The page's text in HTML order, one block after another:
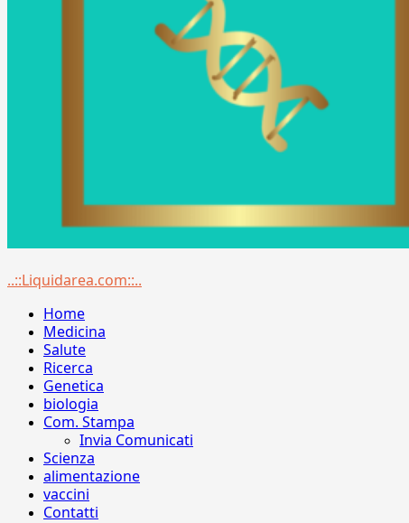
Menu
..::Liquidarea.com::..
Home
Medicina
Salute
Ricerca
Genetica
biologia
Com. Stampa
Invia Comunicati
Scienza
alimentazione
vaccini
Contatti